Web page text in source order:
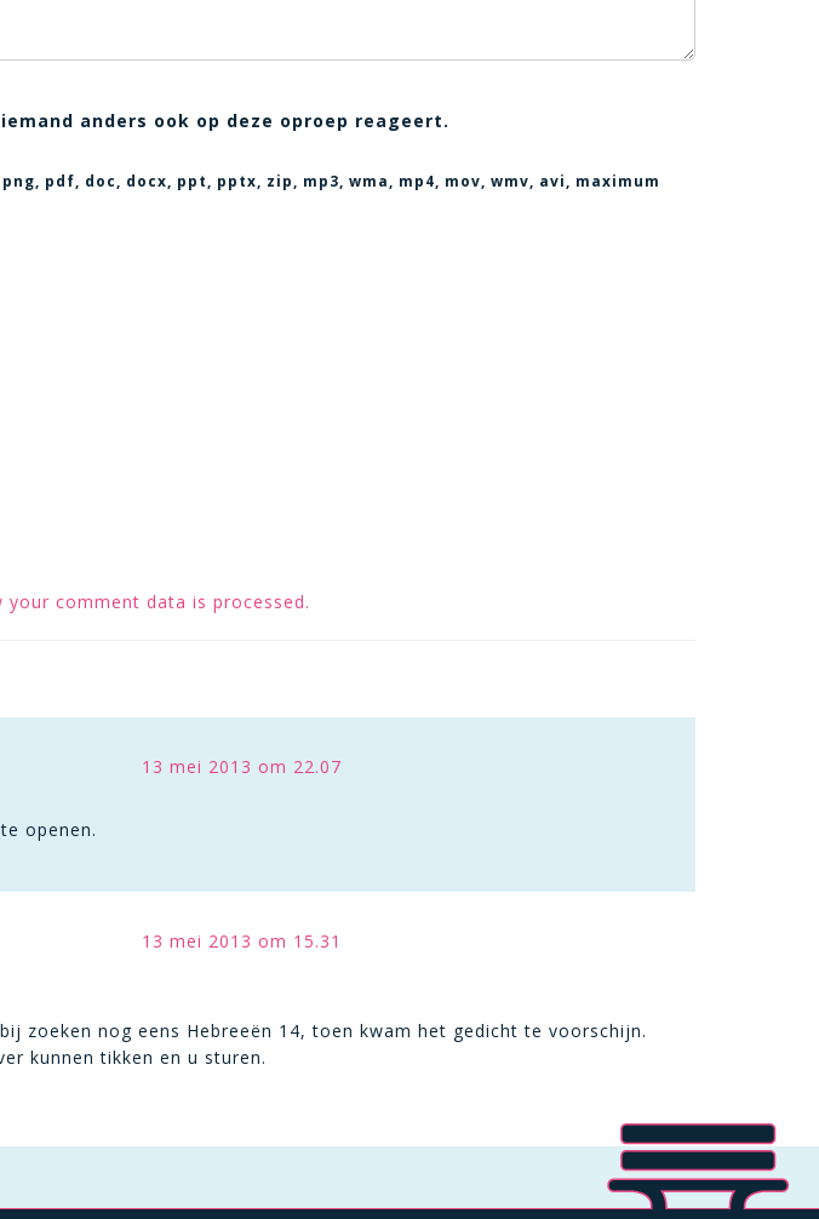
anders ook op deze oproep reageert.
pdf, doc, docx, ppt, pptx, zip, mp3, wma, mp4, mov, wmv, avi
, maximum
your comment data is processed.
13 mei 2013 om 22.07
te openen.
13 mei 2013 om 15.31
zoeken nog eens Hebreeën 14, toen kwam het gedicht te voorschijn.
kunnen tikken en u sturen.